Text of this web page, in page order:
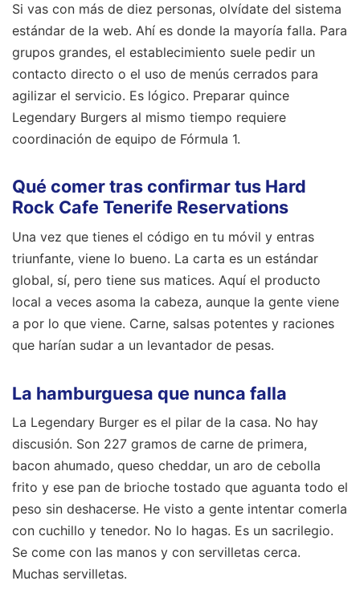
Si vas con más de diez personas, olvídate del sistema
estándar de la web. Ahí es donde la mayoría falla. Para
grupos grandes, el establecimiento suele pedir un
contacto directo o el uso de menús cerrados para
agilizar el servicio. Es lógico. Preparar quince
Legendary Burgers al mismo tiempo requiere
coordinación de equipo de Fórmula 1.
Qué comer tras confirmar tus Hard
Rock Cafe Tenerife Reservations
Una vez que tienes el código en tu móvil y entras
triunfante, viene lo bueno. La carta es un estándar
global, sí, pero tiene sus matices. Aquí el producto
local a veces asoma la cabeza, aunque la gente viene
a por lo que viene. Carne, salsas potentes y raciones
que harían sudar a un levantador de pesas.
La hamburguesa que nunca falla
La Legendary Burger es el pilar de la casa. No hay
discusión. Son 227 gramos de carne de primera,
bacon ahumado, queso cheddar, un aro de cebolla
frito y ese pan de brioche tostado que aguanta todo el
peso sin deshacerse. He visto a gente intentar comerla
con cuchillo y tenedor. No lo hagas. Es un sacrilegio.
Se come con las manos y con servilletas cerca.
Muchas servilletas.